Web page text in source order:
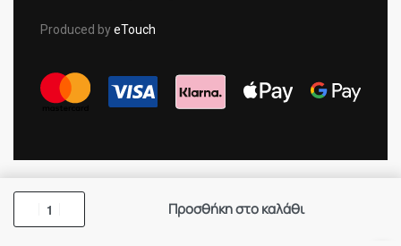
Produced byeTouch
Προσθήκη στο καλάθι